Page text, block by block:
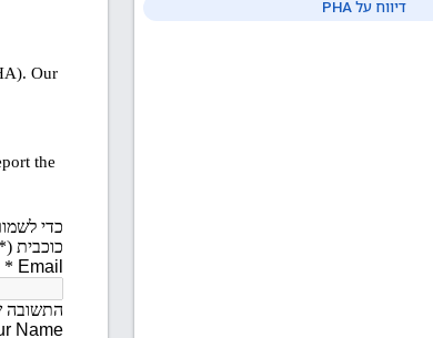
דיווח על PHA